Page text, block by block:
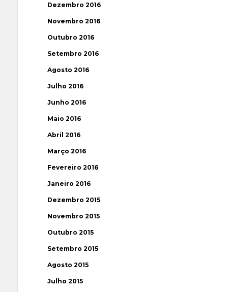
Dezembro 2016
Novembro 2016
Outubro 2016
Setembro 2016
Agosto 2016
Julho 2016
Junho 2016
Maio 2016
Abril 2016
Março 2016
Fevereiro 2016
Janeiro 2016
Dezembro 2015
Novembro 2015
Outubro 2015
Setembro 2015
Agosto 2015
Julho 2015